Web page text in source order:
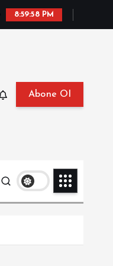
9:00:00 PM
Abone Ol